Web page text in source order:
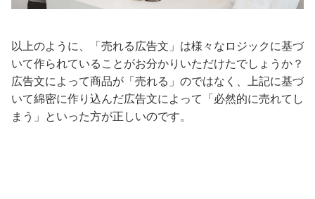
以上のように、「売れる広告文」は様々なロジックに基づ
いて作られていることがお分かりいただけたでしょうか？
広告文によって商品が「売れる」のではなく、上記に基づ
いて綿密に作り込んだ広告文によって「必然的に売れてし
まう」といった方が正しいのです。